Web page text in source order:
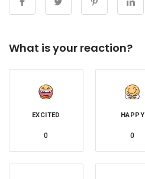
What is your reaction?
EXCITED
0
HAPPY
0